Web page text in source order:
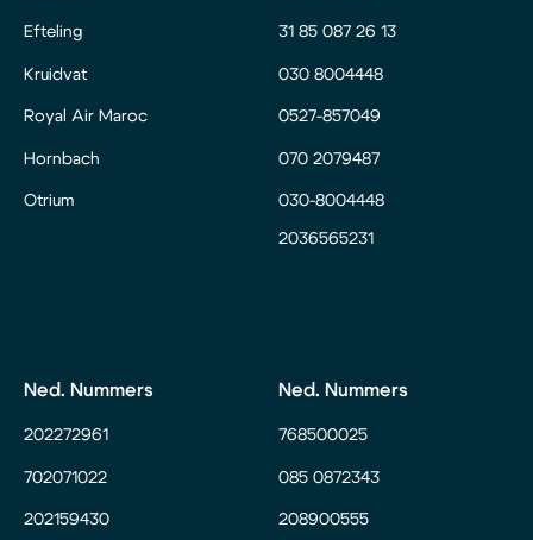
Efteling
Kruidvat
Royal Air Maroc
Hornbach
Otrium
31 85 087 26 13
030 8004448
0527-857049
070 2079487
030-8004448
2036565231
Ned. Nummers
202272961
702071022
202159430
Ned. Nummers
768500025
085 0872343
208900555